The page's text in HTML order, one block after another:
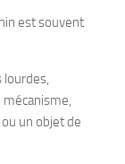
est souvent
lourdes,
mécanisme,
un objet de